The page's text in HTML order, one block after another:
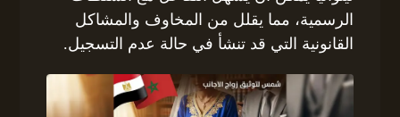
الرسمية، مما يقلل من المخاوف والمشاكل
القانونية التي قد تنشأ في حالة عدم التسجيل.